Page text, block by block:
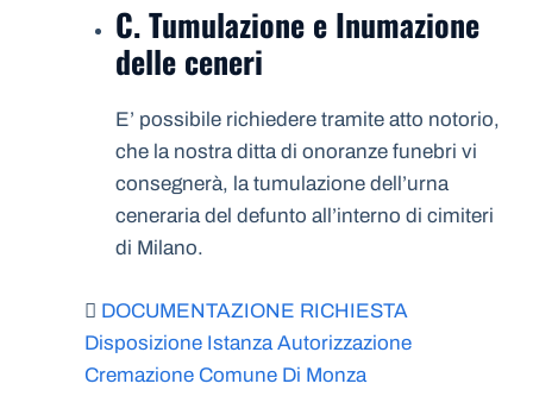
C. Tumulazione e Inumazione
delle ceneri
E’ possibile richiedere tramite atto notorio,
che la nostra ditta di onoranze funebri vi
consegnerà, la tumulazione dell’urna
ceneraria del defunto all’interno di cimiteri
di Milano.
DOCUMENTAZIONE RICHIESTA
Disposizione Istanza Autorizzazione
Cremazione Comune Di Monza